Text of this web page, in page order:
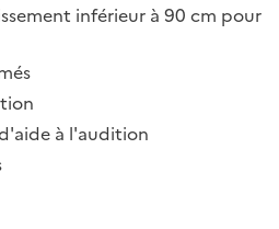
inférieur à 90 cm pour
à l'audition